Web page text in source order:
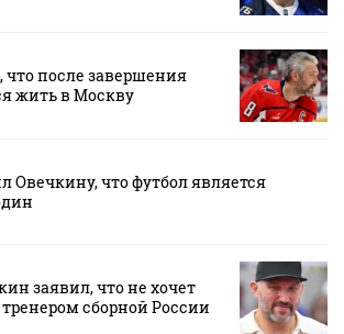
после завершения
жить в Москву
Овечкину, что футбол является
заявил, что не хочет
сборной России